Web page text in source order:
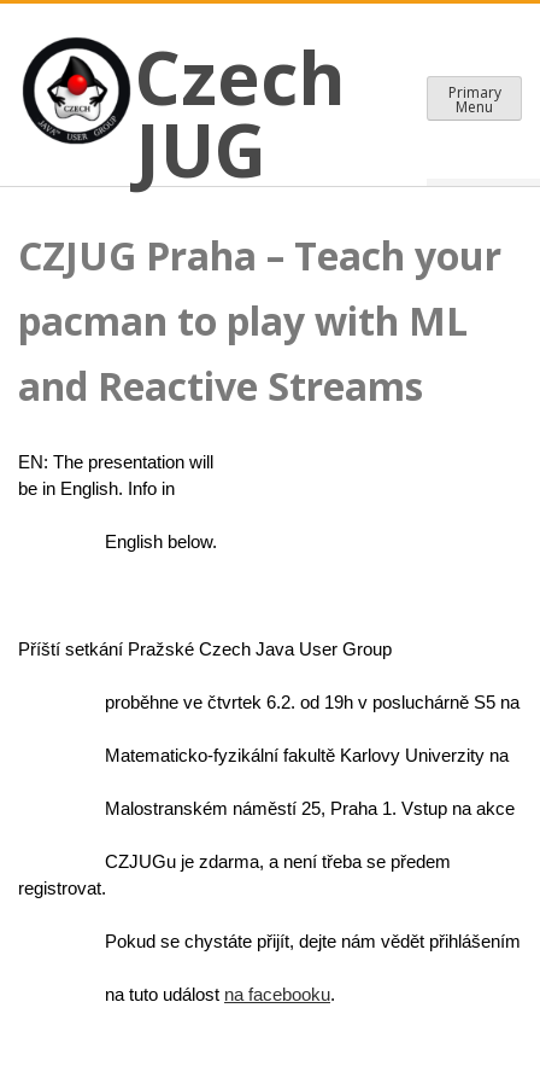
content
Czech JUG
CZECH JAVA USER GROUP
Czech
JUG
Primary
Menu
CZJUG Praha – Teach your
pacman to play with ML
and Reactive Streams
EN: The presentation will
be in English. Info in
                  English below.
Příští setkání Pražské Czech Java User Group
                  proběhne ve čtvrtek 6.2. od 19h v posluchárně S5 na
                  Matematicko-fyzikální fakultě Karlovy Univerzity na
                  Malostranském náměstí 25, Praha 1. Vstup na akce
registrovat.
                  Pokud se chystáte přijít, dejte nám vědět přihlášením
                  na tuto událost
na facebooku.